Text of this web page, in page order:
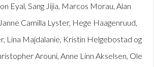
Eyal, Sang Jijia, Marcos Morau, Alan
Camilla Lyster, Hege Haagenruud,
Lina Majdalanie, Kristin Helgebostad og
Arouni, Anne Linn Akselsen, Ole